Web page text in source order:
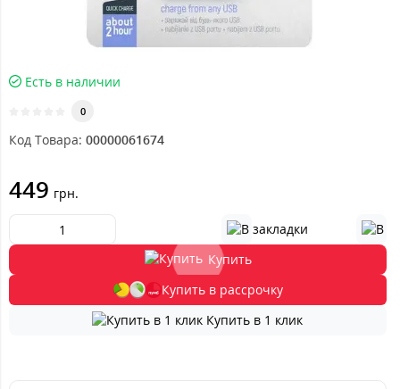
Есть в наличии
0
Код Товара: 00000061674
449 грн.
Купить
Купить в рассрочку
Купить в 1 клик